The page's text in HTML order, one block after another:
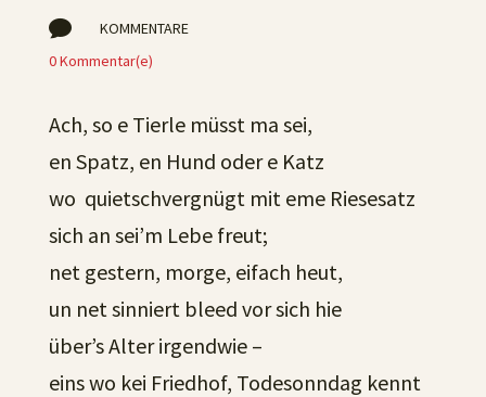

KOMMENTARE
0 Kommentar(e)
Ach, so e Tierle müsst ma sei,
en Spatz, en Hund oder e Katz
wo quietschvergnügt mit eme Riesesatz
sich an sei’m Lebe freut;
net gestern, morge, eifach heut,
un net sinniert bleed vor sich hie
über’s Alter irgendwie –
eins wo kei Friedhof, Todesonndag kennt